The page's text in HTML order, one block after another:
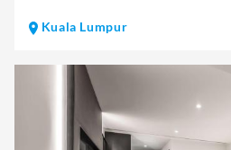
Kuala Lumpur